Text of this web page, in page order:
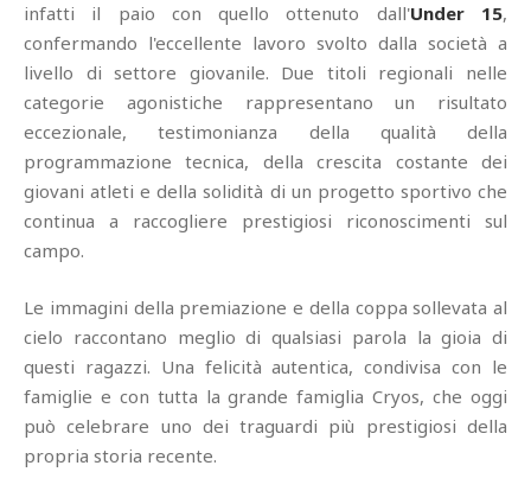
infatti il paio con quello ottenuto dall'Under 15,
confermando l'eccellente lavoro svolto dalla società a
livello di settore giovanile. Due titoli regionali nelle
categorie agonistiche rappresentano un risultato
eccezionale, testimonianza della qualità della
programmazione tecnica, della crescita costante dei
giovani atleti e della solidità di un progetto sportivo che
continua a raccogliere prestigiosi riconoscimenti sul
campo.
Le immagini della premiazione e della coppa sollevata al
cielo raccontano meglio di qualsiasi parola la gioia di
questi ragazzi. Una felicità autentica, condivisa con le
famiglie e con tutta la grande famiglia Cryos, che oggi
può celebrare uno dei traguardi più prestigiosi della
propria storia recente.